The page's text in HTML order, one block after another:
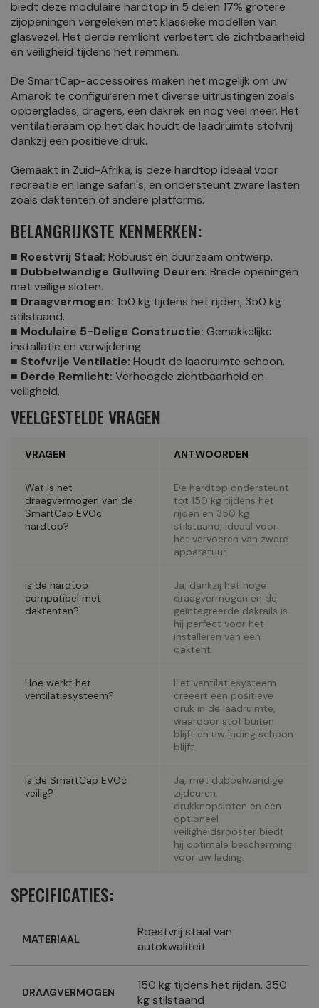
biedt deze modulaire hardtop in 5 delen 17% grotere
zijopeningen vergeleken met klassieke modellen van
glasvezel. Het derde remlicht verbetert de zichtbaarheid
en veiligheid tijdens het remmen.
De SmartCap-accessoires maken het mogelijk om uw
Amarok te configureren met diverse uitrustingen zoals
opberglades, dragers, een dakrek en nog veel meer. Het
ventilatieraam op het dak houdt de laadruimte stofvrij
dankzij een positieve druk.
Gemaakt in Zuid-Afrika, is deze hardtop ideaal voor
recreatie en lange safari's, en ondersteunt zware lasten
zoals daktenten of andere platforms.
BELANGRIJKSTE KENMERKEN:
■ Roestvrij Staal: Robuust en duurzaam ontwerp.
■ Dubbelwandige Gullwing Deuren: Brede openingen
met veilige sloten.
■ Draagvermogen: 150 kg tijdens het rijden, 350 kg
stilstaand.
■ Modulaire 5-Delige Constructie: Gemakkelijke
installatie en verwijdering.
■ Stofvrije Ventilatie: Houdt de laadruimte schoon.
■ Derde Remlicht: Verhoogde zichtbaarheid en
veiligheid.
VEELGESTELDE VRAGEN
VRAGEN ANTWOORDEN
Wat is het
draagvermogen van de
SmartCap EVOc
hardtop?
De hardtop ondersteunt
tot 150 kg tijdens het
rijden en 350 kg
stilstaand, ideaal voor
het vervoeren van zware
apparatuur.
Is de hardtop
compatibel met
daktenten?
Ja, dankzij het hoge
draagvermogen en de
geïntegreerde dakrails is
hij perfect voor het
installeren van een
daktent.
Hoe werkt het
ventilatiesysteem?
Het ventilatiesysteem
creëert een positieve
druk in de laadruimte,
waardoor stof buiten
blijft en uw lading schoon
blijft.
Is de SmartCap EVOc
veilig?
Ja, met dubbelwandige
zijdeuren,
drukknopsloten en een
optioneel
veiligheidsrooster biedt
hij optimale bescherming
voor uw lading.
SPECIFICATIES:
MATERIAAL
Roestvrij staal van
autokwaliteit
DRAAGVERMOGEN
150 kg tijdens het rijden, 350
kg stilstaand